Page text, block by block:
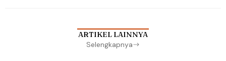
ARTIKEL LAINNYA
Selengkapnya